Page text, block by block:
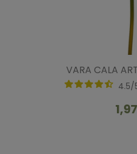
VARA CALA
4.5/